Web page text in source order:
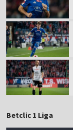
Betclic 1 Liga